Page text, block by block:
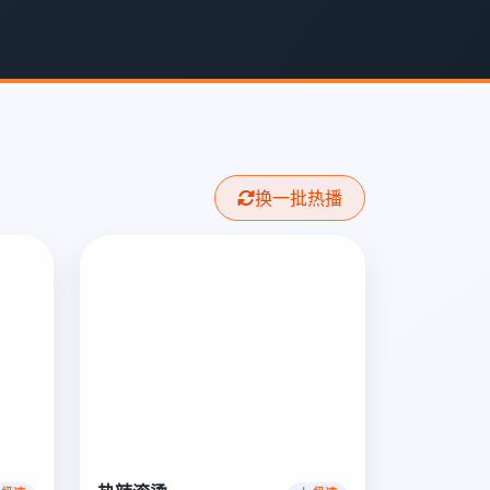
换一批热播